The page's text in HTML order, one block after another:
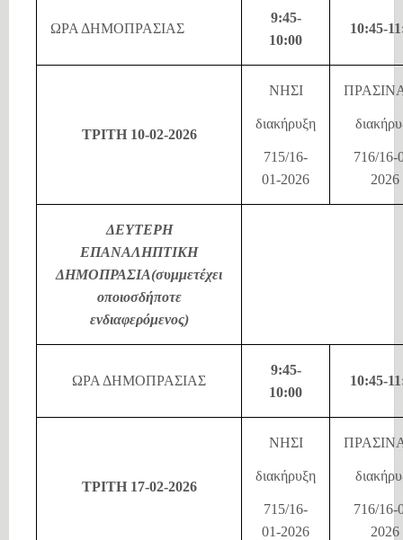
ΩΡΑ ΔΗΜΟΠΡΑΣΙΑΣ
9:45-
10:00
10:45-
ΤΡΙΤΗ 10-02-2026
ΝΗΣΙ
διακήρυξη
715/16-
01-2026
716/16-
2026
ΔΕΥΤΕΡΗ
ΕΠΑΝΑΛΗΠΤΙΚΗ
ΔΗΜΟΠΡΑΣΙΑ(συμμετέχει
οποιοσδήποτε
ενδιαφερόμενος)
ΩΡΑ ΔΗΜΟΠΡΑΣΙΑΣ
9:45-
10:00
10:45-
ΤΡΙΤΗ 17-02-2026
ΝΗΣΙ
διακήρυξη
715/16-
01-2026
716/16-
2026